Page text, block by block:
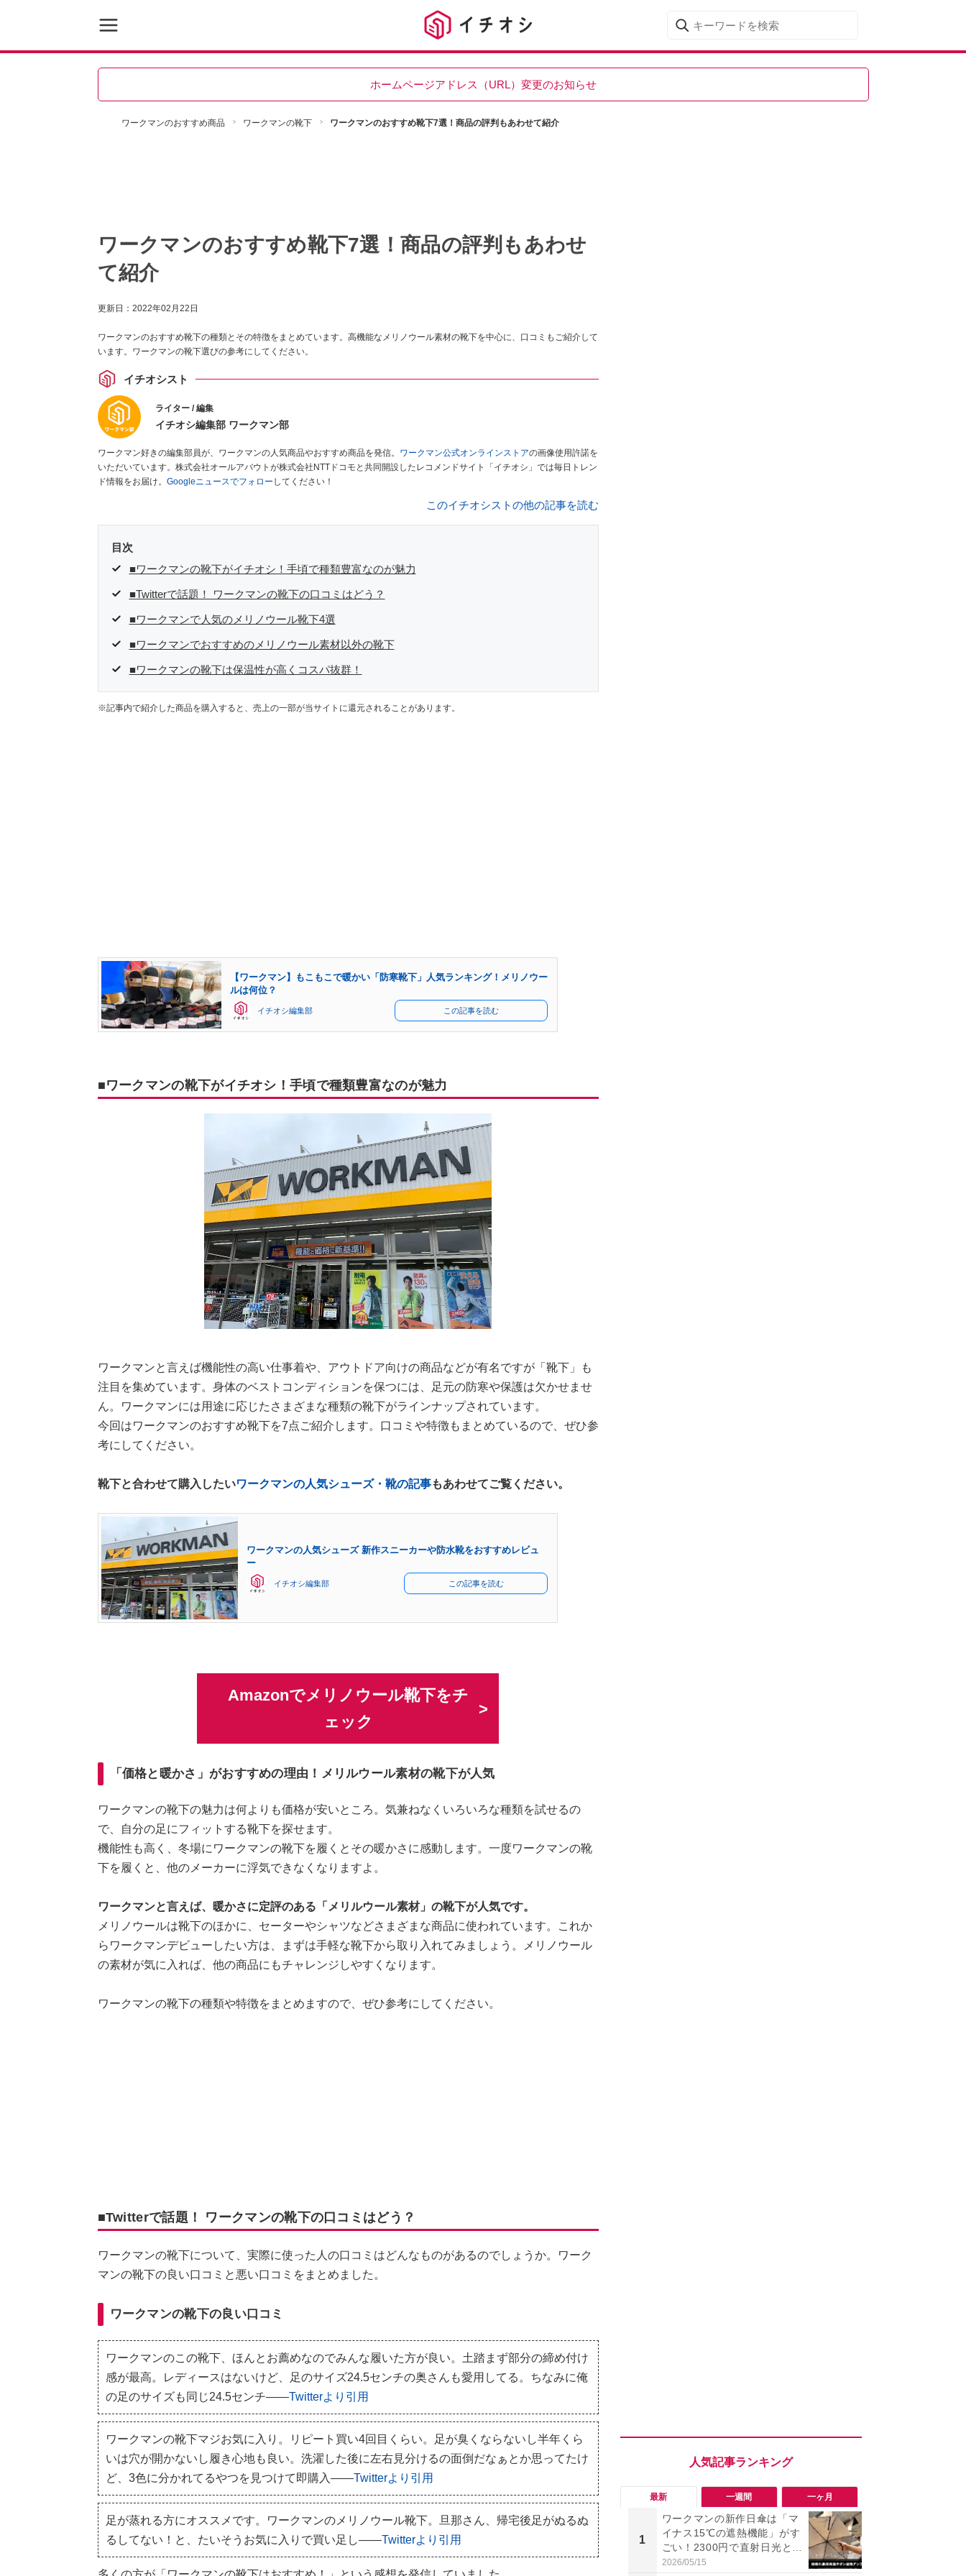
ホームページアドレス（URL）変更のお知らせ
ワークマンのおすすめ商品 ワークマンの靴下 ワークマンのおすすめ靴下7選！商品の評判もあわせて紹介
ワークマンのおすすめ靴下7選！商品の評判もあわせ
て紹介
更新日： 2022年02月22日
ワークマンのおすすめ靴下の種類とその特徴をまとめています。高機能なメリノウール素材の靴下を中心に、口コミもご紹介して
います。ワークマンの靴下選びの参考にしてください。
イチオシスト
ライター / 編集
イチオシ編集部 ワークマン部
ワークマン好きの編集部員が、ワークマンの人気商品やおすすめ商品を発信。 ワークマン公式オンラインストアの画像使用許諾を
いただいています。株式会社オールアバウトが株式会社NTTドコモと共同開設したレコメンドサイト「イチオシ」では毎日トレン
ド情報をお届け。 Googleニュースでフォロー してください！
このイチオシストの他の記事を読む
目次
■ワークマンの靴下がイチオシ！手頃で種類豊富なのが魅力
■Twitterで話題！ ワークマンの靴下の口コミはどう？
■ワークマンで人気のメリノウール靴下4選
■ワークマンでおすすめのメリノウール素材以外の靴下
■ワークマンの靴下は保温性が高くコスパ抜群！
※記事内で紹介した商品を購入すると、売上の一部が当サイトに還元されることがあります。
【ワークマン】もこもこで暖かい「防寒靴下」人気ランキング！メリノウー
ルは何位？
イチオシ編集部 この記事を読む
■ワークマンの靴下がイチオシ！手頃で種類豊富なのが魅力
ワークマンと言えば機能性の高い仕事着や、アウトドア向けの商品などが有名ですが「靴下」も
注目を集めています。身体のベストコンディションを保つには、足元の防寒や保護は欠かせませ
ん。ワークマンには用途に応じたさまざまな種類の靴下がラインナップされています。
今回はワークマンのおすすめ靴下を7点ご紹介します。口コミや特徴もまとめているので、ぜひ参
考にしてください。
靴下と合わせて購入したいワークマンの人気シューズ・靴の記事もあわせてご覧ください。
ワークマンの人気シューズ 新作スニーカーや防水靴をおすすめレビュ
ー
イチオシ編集部 この記事を読む
Amazonでメリノウール靴下をチ
ェック
「価格と暖かさ」がおすすめの理由！メリルウール素材の靴下が人気
ワークマンの靴下の魅力は何よりも価格が安いところ。気兼ねなくいろいろな種類を試せるの
で、自分の足にフィットする靴下を探せます。
機能性も高く、冬場にワークマンの靴下を履くとその暖かさに感動します。一度ワークマンの靴
下を履くと、他のメーカーに浮気できなくなりますよ。
ワークマンと言えば、暖かさに定評のある「メリルウール素材」の靴下が人気です。
メリノウールは靴下のほかに、セーターやシャツなどさまざまな商品に使われています。これか
らワークマンデビューしたい方は、まずは手軽な靴下から取り入れてみましょう。メリノウール
の素材が気に入れば、他の商品にもチャレンジしやすくなります。
ワークマンの靴下の種類や特徴をまとめますので、ぜひ参考にしてください。
■Twitterで話題！ ワークマンの靴下の口コミはどう？
ワークマンの靴下について、実際に使った人の口コミはどんなものがあるのでしょうか。ワーク
マンの靴下の良い口コミと悪い口コミをまとめました。
ワークマンの靴下の良い口コミ
ワークマンのこの靴下、ほんとお薦めなのでみんな履いた方が良い。土踏まず部分の締め付け
感が最高。レディースはないけど、足のサイズ24.5センチの奥さんも愛用してる。ちなみに俺
の足のサイズも同じ24.5センチ――Twitterより引用
ワークマンの靴下マジお気に入り。リピート買い4回目くらい。足が臭くならないし半年くら
いは穴が開かないし履き心地も良い。洗濯した後に左右見分けるの面倒だなぁとか思ってたけ
ど、3色に分かれてるやつを見つけて即購入――Twitterより引用
足が蒸れる方にオススメです。ワークマンのメリノウール靴下。旦那さん、帰宅後足がぬるぬ
るしてない！と、たいそうお気に入りで買い足し――Twitterより引用
最新 一週間 一ヶ月
1
ワークマンの新作日傘は「マ
イナス15℃の遮熱機能」がす
ごい！2300円で直射日光と路
面熱をダブルでガード
2026/05/15